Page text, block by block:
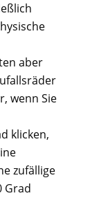
aber
wenn Sie
klicken,
zufällige
Grad